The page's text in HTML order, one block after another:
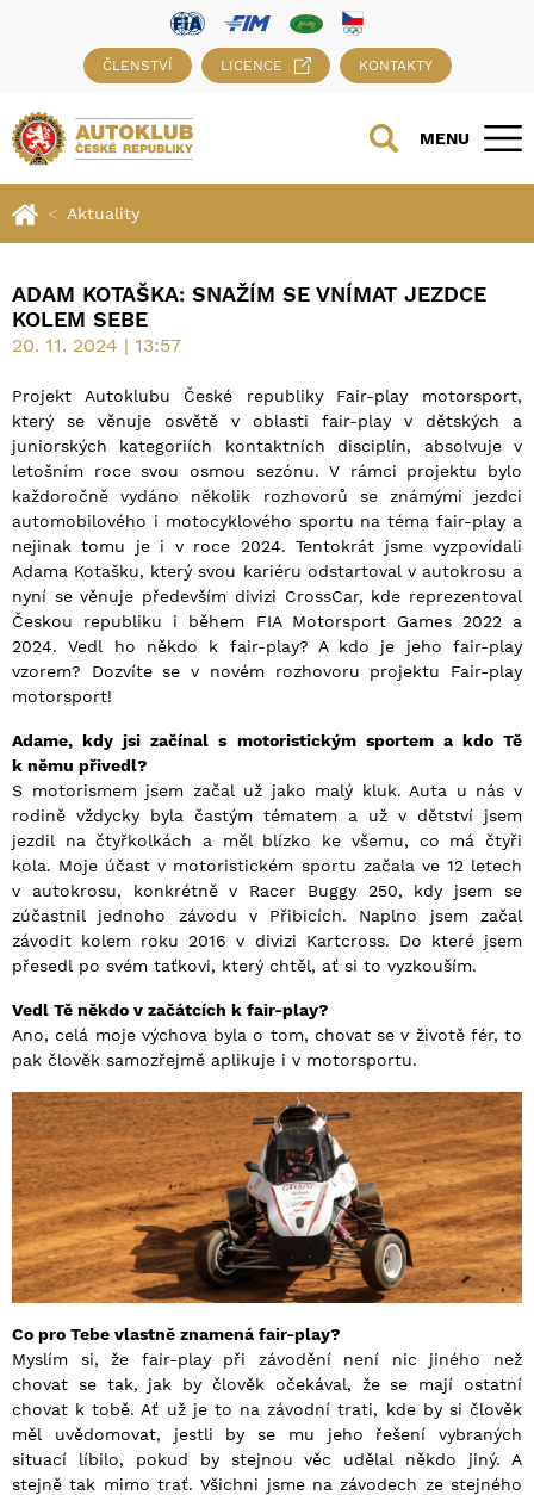
ČLENSTVÍ LICENCE KONTAKTY
MENU
Aktuality
ADAM KOTAŠKA: SNAŽÍM SE VNÍMAT JEZDCE
KOLEM SEBE
20. 11. 2024 | 13:57
Projekt Autoklubu České republiky Fair-play motorsport,
který se věnuje osvětě v oblasti fair-play v dětských a
juniorských kategoriích kontaktních disciplín, absolvuje v
letošním roce svou osmou sezónu. V rámci projektu bylo
každoročně vydáno několik rozhovorů se známými jezdci
automobilového i motocyklového sportu na téma fair-play a
nejinak tomu je i v roce 2024. Tentokrát jsme vyzpovídali
Adama Kotašku, který svou kariéru odstartoval v autokrosu a
nyní se věnuje především divizi CrossCar, kde reprezentoval
Českou republiku i během FIA Motorsport Games 2022 a
2024. Vedl ho někdo k fair-play? A kdo je jeho fair-play
vzorem? Dozvíte se v novém rozhovoru projektu Fair-play
motorsport!
Adame, kdy jsi začínal s motoristickým sportem a kdo Tě
k němu přivedl?
S motorismem jsem začal už jako malý kluk. Auta u nás v
rodině vždycky byla častým tématem a už v dětství jsem
jezdil na čtyřkolkách a měl blízko ke všemu, co má čtyři
kola. Moje účast v motoristickém sportu začala ve 12 letech
v autokrosu, konkrétně v Racer Buggy 250, kdy jsem se
zúčastnil jednoho závodu v Přibicích. Naplno jsem začal
závodit kolem roku 2016 v divizi Kartcross. Do které jsem
přesedl po svém taťkovi, který chtěl, ať si to vyzkouším.
Vedl Tě někdo v začátcích k fair-play?
Ano, celá moje výchova byla o tom, chovat se v životě fér, to
pak člověk samozřejmě aplikuje i v motorsportu.
Co pro Tebe vlastně znamená fair-play?
Myslím si, že fair-play při závodění není nic jiného než
chovat se tak, jak by člověk očekával, že se mají ostatní
chovat k tobě. Ať už je to na závodní trati, kde by si člověk
měl uvědomovat, jestli by se mu jeho řešení vybraných
situací líbilo, pokud by stejnou věc udělal někdo jiný. A
stejně tak mimo trať. Všichni jsme na závodech ze stejného